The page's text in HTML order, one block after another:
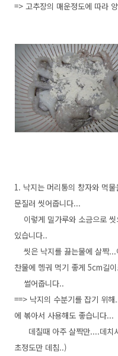
=> 고추장의 매운정도에 따라
1. 낙지는 머리통의 창자와 먹
문질러 씻어줍니다...
이렇게 밀가루와 소금으로
있습니다..
씻은 낙지를 끓는물에 살짝...
찬물에 헹궈 먹기 좋게 5cm길
썰어줍니다..
==> 낙지의 수분기를 잡기 위
에 볶아서 사용해도 좋습니다...
데칠때 아주 살짝만....데치
초정도만 데침..)